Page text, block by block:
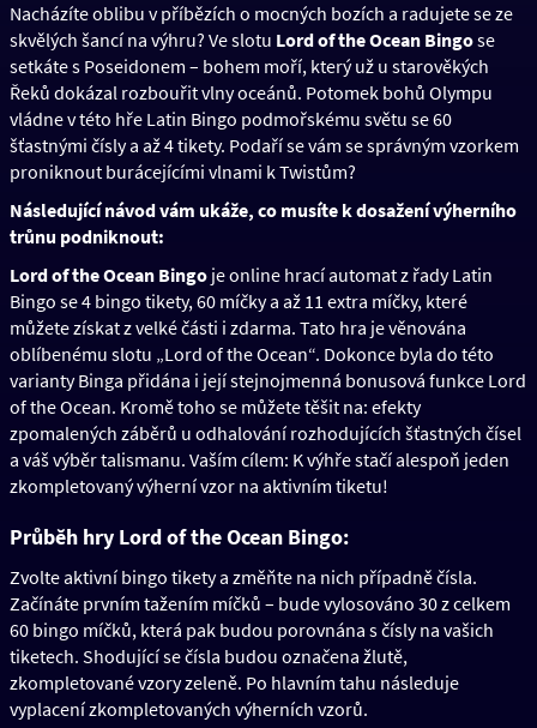
Nacházíte oblibu v příbězích o mocných bozích a radujete se ze
skvělých šancí na výhru? Ve slotu Lord of the Ocean Bingose
setkáte s Poseidonem – bohem moří, který už u starověkých
Řeků dokázal rozbouřit vlny oceánů. Potomek bohů Olympu
vládne v této hře Latin Bingo podmořskému světu se 60
šťastnými čísly a až 4 tikety. Podaří se vám se správným vzorkem
proniknout burácejícími vlnami k Twistům?
Následující návod vám ukáže, co musíte k dosažení výherního
trůnu podniknout:
Lord of the Ocean Bingo je online hrací automat z řady Latin
Bingo se 4 bingo tikety, 60 míčky a až 11 extra míčky, které
můžete získat z velké části i zdarma. Tato hra je věnována
oblíbenému slotu „Lord of the Ocean“. Dokonce byla do této
varianty Binga přidána i její stejnojmenná bonusová funkce Lord
of the Ocean. Kromě toho se můžete těšit na: efekty
zpomalených záběrů u odhalování rozhodujících šťastných čísel
a váš výběr talismanu. Vaším cílem: K výhře stačí alespoň jeden
zkompletovaný výherní vzor na aktivním tiketu!
Průběh hry Lord of the Ocean Bingo:
Zvolte aktivní bingo tikety a změňte na nich případně čísla.
Začínáte prvním tažením míčků – bude vylosováno 30 z celkem
60 bingo míčků, která pak budou porovnána s čísly na vašich
tiketech. Shodující se čísla budou označena žlutě,
zkompletované vzory zeleně. Po hlavním tahu následuje
vyplacení zkompletovaných výherních vzorů.